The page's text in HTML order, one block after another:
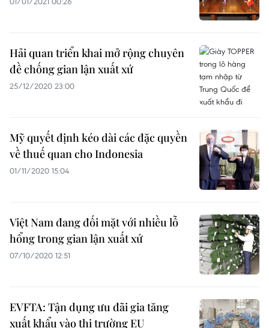
Hải quan triển khai mở rộng chuyên
đề chống gian lận xuất xứ
25/12/2020 23:00
Mỹ quyết định kéo dài các đặc quyền
về thuế quan cho Indonesia
01/11/2020 15:04
Việt Nam đang đối mặt với nhiều lỗ
hổng trong gian lận xuất xứ
07/10/2020 12:51
EVFTA: Tận dụng ưu đãi gia tăng
xuất khẩu vào thị trường EU